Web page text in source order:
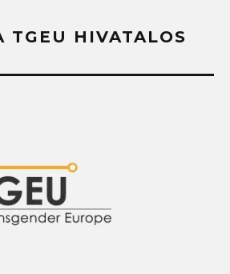
TGEU HIVATALOS